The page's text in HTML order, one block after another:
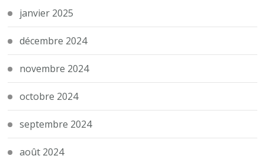
janvier 2025
décembre 2024
novembre 2024
octobre 2024
septembre 2024
août 2024